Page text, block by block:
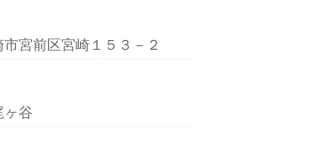
宮前区宮崎１５３－２
ヶ谷